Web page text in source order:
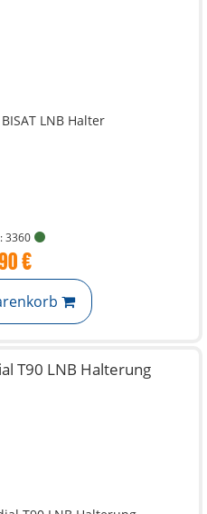
3360
€
T90 LNB Halterung